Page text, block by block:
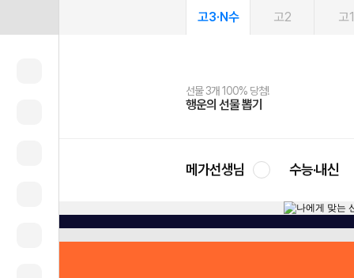
고3·N수 고2 고1
선물 3개 100% 당첨!
행운의 선물 뽑기
선물 100% 증정!
메가스터디 X 올리브
여름방학 스터디 캐시백
메가런 썸머스쿨
2027 러셀 단과
강사 공개선발
스마트러닝앱
설문 EVENT
메가패스
3일 무료 체험권
메가패스 수강생 무료혜택!
메가클럽 멤버십
사회공헌 캠페인
희망이룸 메가나눔
메가선생님 수능·내신